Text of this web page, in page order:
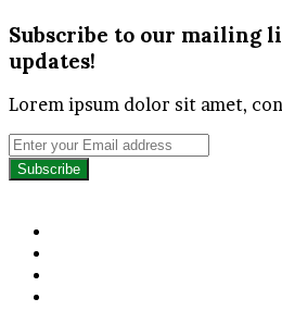
Subscribe to our mailing
updates!
Lorem ipsum dolor sit amet,
Enter
your
Email